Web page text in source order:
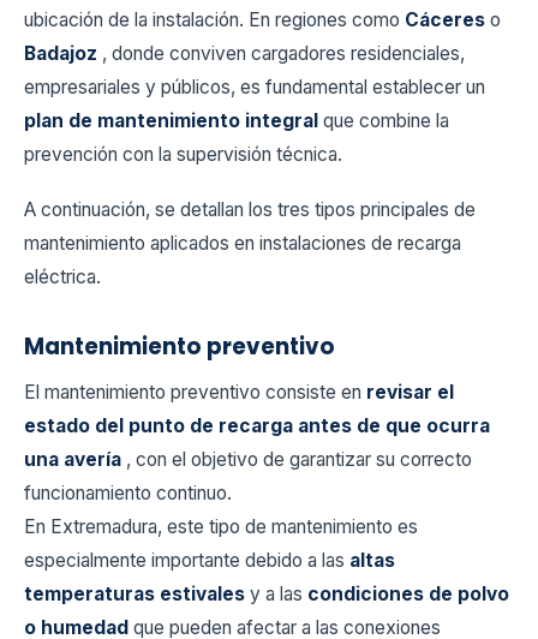
ubicación de la instalación. En regiones como Cáceres o
Badajoz , donde conviven cargadores residenciales,
empresariales y públicos, es fundamental establecer un
plan de mantenimiento integral que combine la
prevención con la supervisión técnica.
A continuación, se detallan los tres tipos principales de
mantenimiento aplicados en instalaciones de recarga
eléctrica.
Mantenimiento preventivo
El mantenimiento preventivo consiste en revisar el
estado del punto de recarga antes de que ocurra
una avería , con el objetivo de garantizar su correcto
funcionamiento continuo.
En Extremadura, este tipo de mantenimiento es
especialmente importante debido a las altas
temperaturas estivales y a las condiciones de polvo
o humedad que pueden afectar a las conexiones